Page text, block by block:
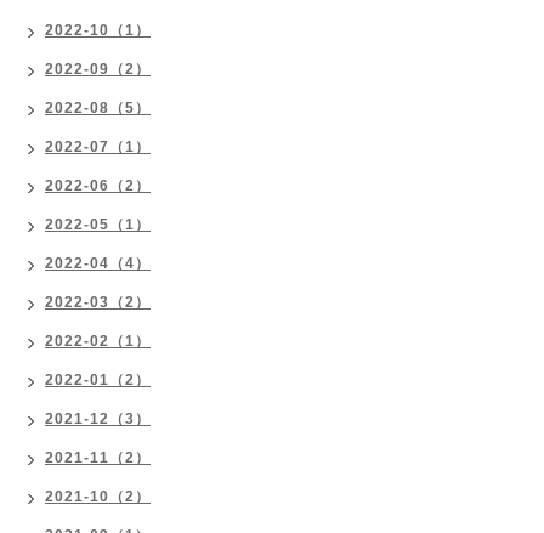
2022-10（1）
2022-09（2）
2022-08（5）
2022-07（1）
2022-06（2）
2022-05（1）
2022-04（4）
2022-03（2）
2022-02（1）
2022-01（2）
2021-12（3）
2021-11（2）
2021-10（2）